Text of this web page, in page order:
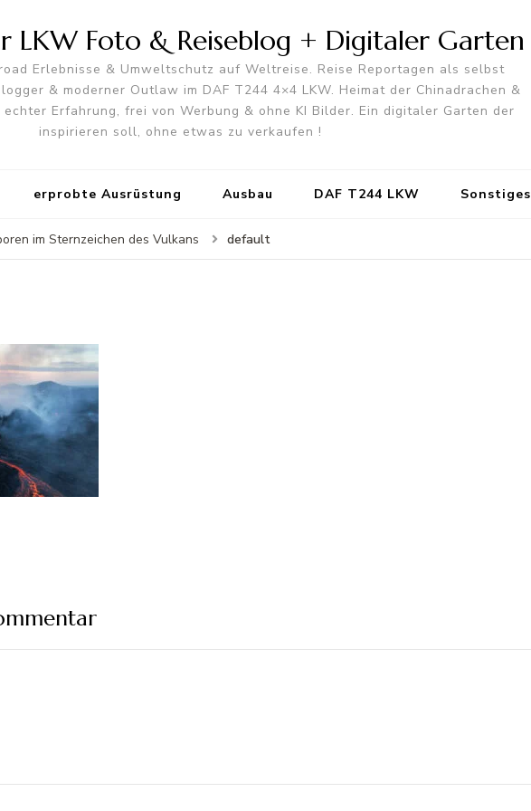
LKW Foto & Reiseblog + Digitaler Garten
Erlebnisse & Umweltschutz auf Weltreise. Reise Reportagen als selbst
& moderner Outlaw im DAF T244 4×4 LKW. Heimat der Chinadrachen &
echter Erfahrung, frei von Werbung & ohne KI Bilder. Ein digitaler Garten der
inspirieren soll, ohne etwas zu verkaufen !
erprobte Ausrüstung Ausbau DAF T244 LKW Sonstiges
im Sternzeichen des Vulkans default